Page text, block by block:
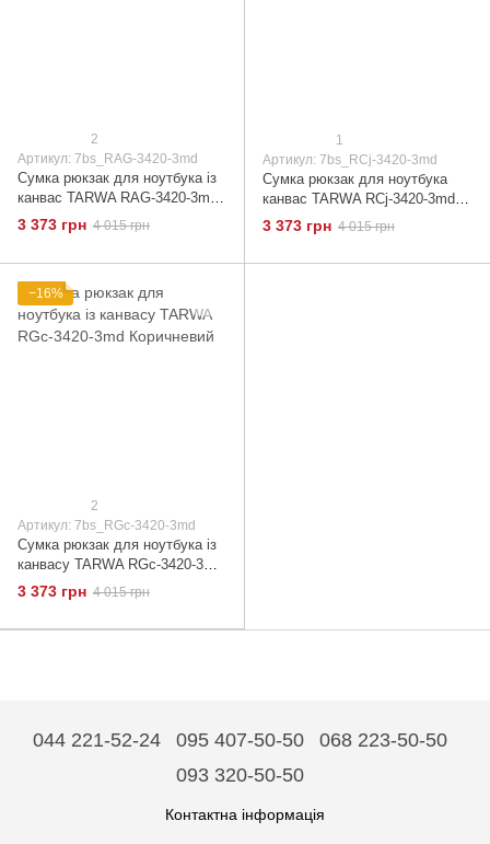
2
Артикул: 7bs_RAG-3420-3md
Сумка рюкзак для ноутбука із
канвас TARWA RAG-3420-3md
сіра з чорним Чорний
3 373 грн 4 015 грн
1
Артикул: 7bs_RCj-3420-3md
Сумка рюкзак для ноутбука
канвас TARWA RCj-3420-3md
слонова кістка Бежевий
3 373 грн 4 015 грн
−16%
2
Артикул: 7bs_RGc-3420-3md
Сумка рюкзак для ноутбука із
канвасу TARWA RGc-3420-3md
Коричневий
3 373 грн 4 015 грн
044 221-52-24 095 407-50-50
068 223-50-50
093 320-50-50
Контактна інформація